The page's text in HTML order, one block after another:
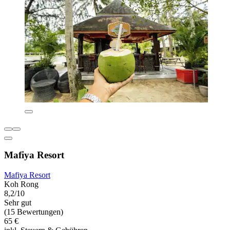
Mafiya Resort
Mafiya Resort
Koh Rong
8,2/10
Sehr gut
(15 Bewertungen)
65 €